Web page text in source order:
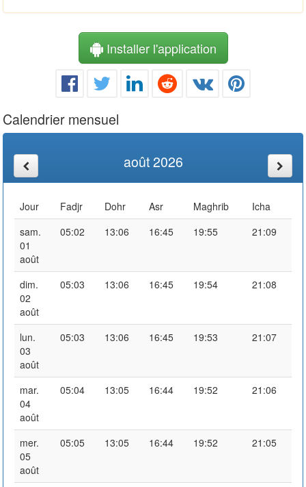
Installer l'application
Calendrier mensuel
août 2026
Jour Fadjr Dohr Asr Maghrib
Icha
sam.
01
août
05:02 13:06 16:45 19:55 21:09
dim.
02
août
05:03 13:06 16:45 19:54 21:08
lun.
03
août
05:03 13:06 16:45 19:53 21:07
mar.
04
août
05:04 13:05 16:44 19:52 21:06
mer.
05
août
05:05 13:05 16:44 19:52 21:05